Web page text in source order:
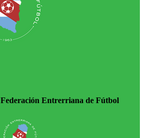
Federación Entrerriana de Fútbol